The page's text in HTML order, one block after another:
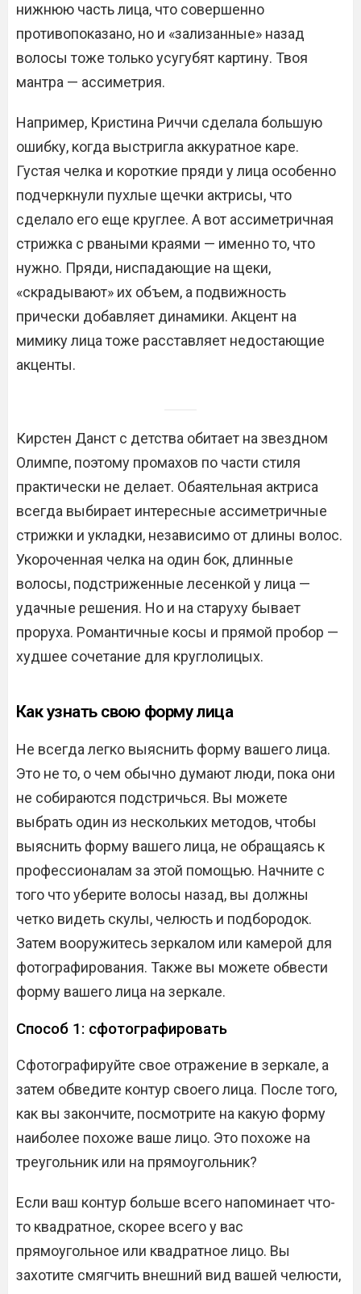
нижнюю часть лица, что совершенно
противопоказано, но и «зализанные» назад
волосы тоже только усугубят картину. Твоя
мантра — ассиметрия.
Например, Кристина Риччи сделала большую
ошибку, когда выстригла аккуратное каре.
Густая челка и короткие пряди у лица особенно
подчеркнули пухлые щечки актрисы, что
сделало его еще круглее. А вот ассиметричная
стрижка с рваными краями — именно то, что
нужно. Пряди, ниспадающие на щеки,
«скрадывают» их объем, а подвижность
прически добавляет динамики. Акцент на
мимику лица тоже расставляет недостающие
акценты.
Кирстен Данст с детства обитает на звездном
Олимпе, поэтому промахов по части стиля
практически не делает. Обаятельная актриса
всегда выбирает интересные ассиметричные
стрижки и укладки, независимо от длины волос.
Укороченная челка на один бок, длинные
волосы, подстриженные лесенкой у лица —
удачные решения. Но и на старуху бывает
проруха. Романтичные косы и прямой пробор —
худшее сочетание для круглолицых.
Как узнать свою форму лица
Не всегда легко выяснить форму вашего лица.
Это не то, о чем обычно думают люди, пока они
не собираются подстричься. Вы можете
выбрать один из нескольких методов, чтобы
выяснить форму вашего лица, не обращаясь к
профессионалам за этой помощью. Начните с
того что уберите волосы назад, вы должны
четко видеть скулы, челюсть и подбородок.
Затем вооружитесь зеркалом или камерой для
фотографирования. Также вы можете обвести
форму вашего лица на зеркале.
Способ 1: сфотографировать
Сфотографируйте свое отражение в зеркале, а
затем обведите контур своего лица. После того,
как вы закончите, посмотрите на какую форму
наиболее похоже ваше лицо. Это похоже на
треугольник или на прямоугольник?
Если ваш контур больше всего напоминает что-
то квадратное, скорее всего у вас
прямоугольное или квадратное лицо. Вы
захотите смягчить внешний вид вашей челюсти,